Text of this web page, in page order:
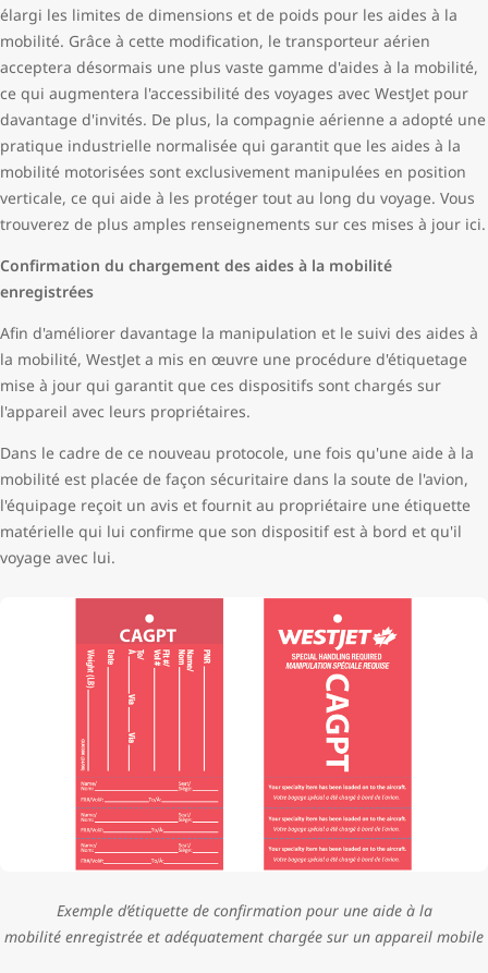
élargi les limites de dimensions et de poids pour les aides à la
mobilité. Grâce à cette modification, le transporteur aérien
acceptera désormais une plus vaste gamme d'aides à la mobilité,
ce qui augmentera l'accessibilité des voyages avec WestJet pour
davantage d'invités. De plus, la compagnie aérienne a adopté une
pratique industrielle normalisée qui garantit que les aides à la
mobilité motorisées sont exclusivement manipulées en position
verticale, ce qui aide à les protéger tout au long du voyage. Vous
trouverez de plus amples renseignements sur ces mises à jour ici.
Confirmation du chargement des aides à la mobilité
enregistrées
Afin d'améliorer davantage la manipulation et le suivi des aides à
la mobilité, WestJet a mis en œuvre une procédure d'étiquetage
mise à jour qui garantit que ces dispositifs sont chargés sur
l'appareil avec leurs propriétaires.
Dans le cadre de ce nouveau protocole, une fois qu'une aide à la
mobilité est placée de façon sécuritaire dans la soute de l'avion,
l'équipage reçoit un avis et fournit au propriétaire une étiquette
matérielle qui lui confirme que son dispositif est à bord et qu'il
voyage avec lui.
Exemple d’étiquette de confirmation pour une aide à la
mobilité enregistrée et adéquatement chargée sur un appareil mobile